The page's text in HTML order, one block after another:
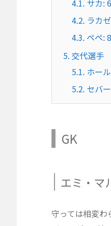
4.1. サカ: 6
4.2. ラカ
4.3. ペペ: 8
5. 交代選手
5.1. ホー
5.2. セバ
GK
エミ・マ
守っては相変